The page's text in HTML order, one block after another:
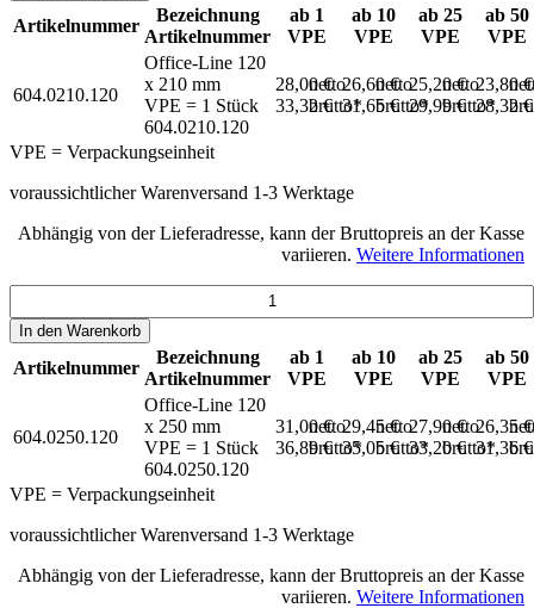
Artikelnummer
Bezeichnung
Artikelnummer
ab 1
VPE
ab 10
VPE
ab 25
VPE
ab 50
VPE
604.0210.120
Office-Line 120
x 210 mm
VPE = 1 Stück
604.0210.120
28,00 €
netto
33,32 €
brutto*
26,60 €
netto
31,65 €
brutto*
25,20 €
netto
29,99 €
brutto*
23,80
28,32
VPE = Verpackungseinheit
voraussichtlicher Warenversand 1-3 Werktage
Abhängig von der Lieferadresse, kann der Bruttopreis an der Kasse
variieren. Weitere Informationen
In den Warenkorb
Artikelnummer
Bezeichnung
Artikelnummer
ab 1
VPE
ab 10
VPE
ab 25
VPE
ab 50
VPE
604.0250.120
Office-Line 120
x 250 mm
VPE = 1 Stück
604.0250.120
31,00 €
netto
36,89 €
brutto*
29,45 €
netto
35,05 €
brutto*
27,90 €
netto
33,20 €brutto*
26,35
31,36
VPE = Verpackungseinheit
voraussichtlicher Warenversand 1-3 Werktage
Abhängig von der Lieferadresse, kann der Bruttopreis an der Kasse
variieren. Weitere Informationen